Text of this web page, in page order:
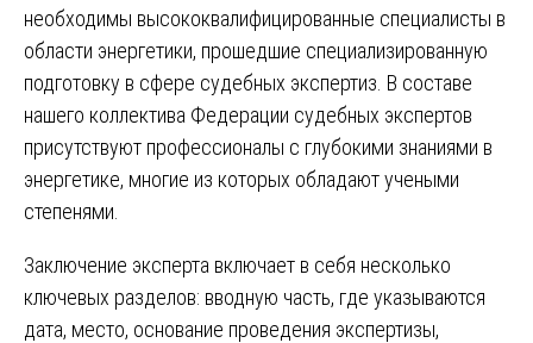
необходимы высококвалифицированные специалисты в
области энергетики, прошедшие специализированную
подготовку в сфере судебных экспертиз. В составе
нашего коллектива Федерации судебных экспертов
присутствуют профессионалы с глубокими знаниями в
энергетике, многие из которых обладают учеными
степенями.
Заключение эксперта включает в себя несколько
ключевых разделов: вводную часть, где указываются
дата, место, основание проведения экспертизы,